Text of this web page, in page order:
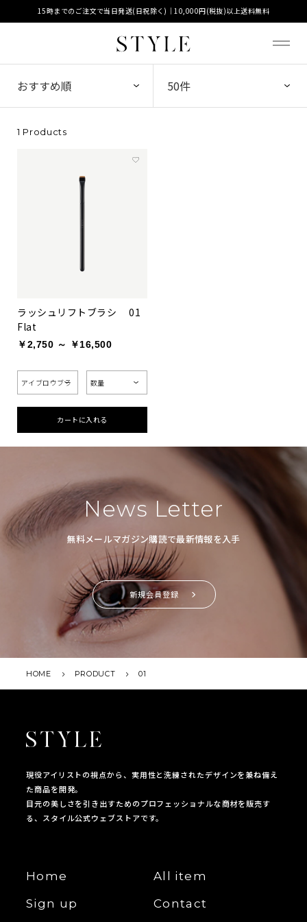
15時までのご注文で当日発送(日祝除く)｜10,000円(税抜)以上送料無料
1 Products
ラッシュリフトブラシ 01
Flat
￥2,750 ～ ￥16,500
カートに入れる
News Letter
無料メールマガジン購読で最新情報を入手
新規会員登録
HOME PRODUCT 01
お買い物を続ける
現役アイリストの視点から、実用性と洗練されたデザインを兼ね備え
た商品を開発。
目元の美しさを引き出すためのプロフェッショナルな商材を販売す
る、スタイル公式ウェブストアです。
Home
Sign up
All item
Contact